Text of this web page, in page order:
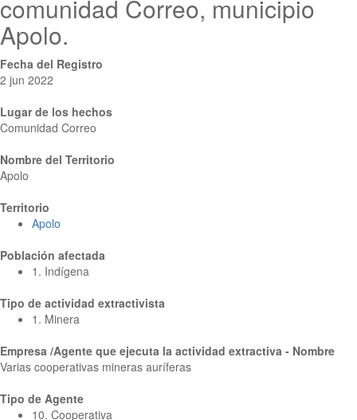
comunidad Correo, municipio
Apolo.
Fecha del Registro
2 jun 2022
Lugar de los hechos
Comunidad Correo
Nombre del Territorio
Apolo
Territorio
Apolo
Población afectada
1. Indígena
Tipo de actividad extractivista
1. Minera
Empresa /Agente que ejecuta la actividad extractiva - Nombre
Varias cooperativas mineras auríferas
Tipo de Agente
10. Cooperativa